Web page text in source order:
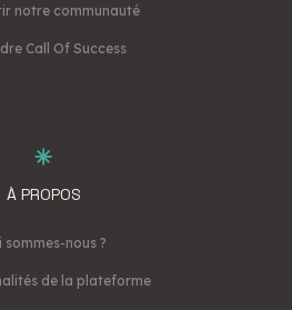
notre communauté
Call Of Success
À PROPOS
sommes-nous ?
de la plateforme